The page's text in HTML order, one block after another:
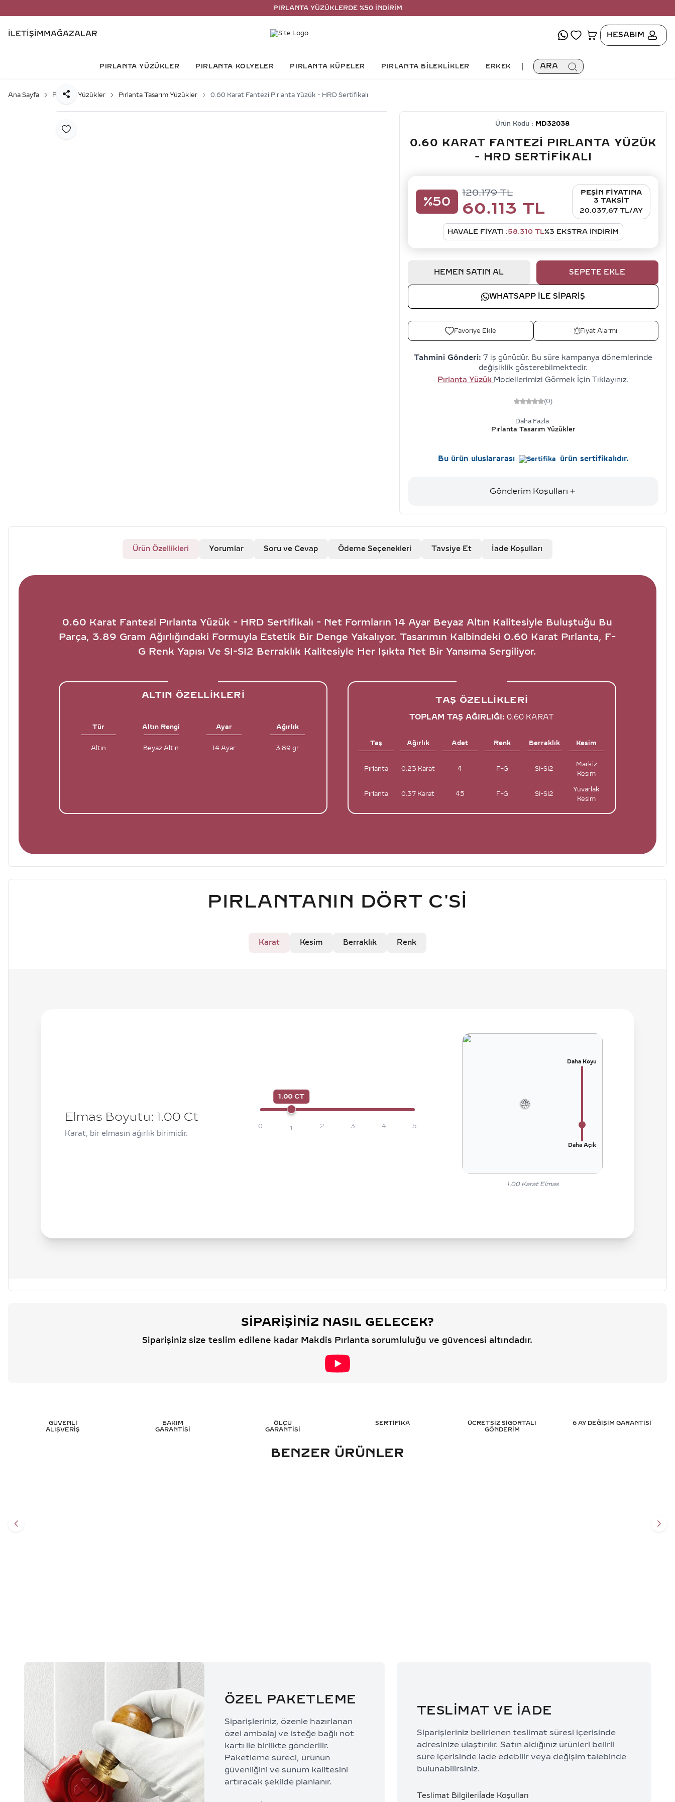
PIRLANTA YÜZÜKLERDE %50 İNDİRİM
İLETIŞIM MAĞAZALAR HESABIM
PIRLANTA YÜZÜKLER PIRLANTA KOLYELER PIRLANTA KÜPELER PIRLANTA BİLEKLİKLER ERKEK ARA
Ana Sayfa Pırlanta Yüzükler Pırlanta Tasarım Yüzükler 0.60 Karat Fantezi Pırlanta Yüzük - HRD Sertifikalı
Favoriye Ekle
Paylaş
Ürün Kodu : MD32038
0.60 KARAT FANTEZI PIRLANTA YÜZÜK
- HRD SERTIFIKALI
%50
120.179TL
60.113 TL
PEŞİN FİYATINA
3 TAKSİT
20.037,67 TL/AY
HAVALE FIYATI :58.310 TL%3 EKSTRA İNDİRİM
HEMEN SATIN AL SEPETE EKLE
WHATSAPP ILE SIPARIŞ
Favoriye Ekle Fiyat Alarmı
Tahmini Gönderi: 7 iş günüdür. Bu süre kampanya dönemlerinde
değişiklik gösterebilmektedir.
Pırlanta Yüzük Modellerimizi Görmek İçin Tıklayınız.
(0)
Daha Fazla
Pırlanta Tasarım Yüzükler
Bu ürün uluslararası ürün sertifikalıdır.
Gönderim Koşulları
Ürün Özellikleri Yorumlar Soru ve Cevap Ödeme Seçenekleri Tavsiye Et İade Koşulları
0.60 Karat Fantezi Pırlanta Yüzük - HRD Sertifikalı - Net Formların 14 Ayar Beyaz Altın Kalitesiyle Buluştuğu Bu
Parça, 3.89 Gram Ağırlığındaki Formuyla Estetik Bir Denge Yakalıyor. Tasarımın Kalbindeki 0.60 Karat Pırlanta, F-
G Renk Yapısı Ve SI-SI2 Berraklık Kalitesiyle Her Işıkta Net Bir Yansıma Sergiliyor.
ALTIN ÖZELLIKLERI
Tür Altın Rengi Ayar Ağırlık
Altın Beyaz Altın 14 Ayar 3.89 gr
TAŞ ÖZELLIKLERI
TOPLAM TAŞ AĞIRLIĞI: 0.60 KARAT
Taş Ağırlık Adet Renk Berraklık Kesim
Pırlanta 0.23 Karat 4 F-G SI-SI2
Markiz
Kesim
Pırlanta 0.37 Karat 45 F-G SI-SI2
Yuvarlak
Kesim
PIRLANTANIN DÖRT C'SI
Karat Kesim Berraklık Renk
Elmas Boyutu: 1.00 Ct
Karat, bir elmasın ağırlık birimidir.
1.00 CT
0 1 2 3 4 5
Daha Koyu
Daha Açık
1.00Karat Elmas
SIPARIŞINIZ NASIL GELECEK?
Siparişiniz size teslim edilene kadar Makdis Pırlanta sorumluluğu ve güvencesi altındadır.
GÜVENLİ
ALIŞVERİŞ
BAKIM
GARANTİSİ
ÖLÇÜ
GARANTİSİ
SERTİFİKA
ÜCRETSİZ SİGORTALI
GÖNDERİM
6 AY DEĞİŞİM GARANTİSİ
BENZER ÜRÜNLER
ÖZEL PAKETLEME
Siparişleriniz, özenle hazırlanan
özel ambalaj ve isteğe bağlı not
kartı ile birlikte gönderilir.
Paketleme süreci, ürünün
güvenliğini ve sunum kalitesini
artıracak şekilde planlanır.
TESLİMAT VE İADE
Siparişleriniz belirlenen teslimat süresi içerisinde
adresinize ulaştırılır. Satın aldığınız ürünleri belirli
süre içerisinde iade edebilir veya değişim talebinde
bulunabilirsiniz.
Teslimat Bilgileri İade Koşulları